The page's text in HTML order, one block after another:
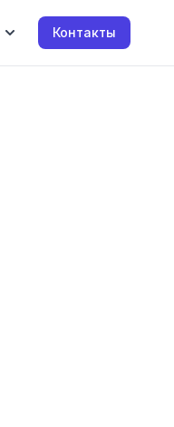
Контакты